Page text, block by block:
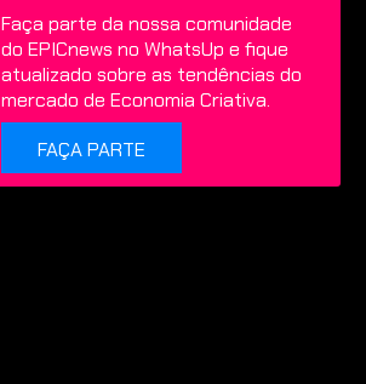
Faça parte da nossa comunidade
do EPICnews no WhatsUp e fique
atualizado sobre as tendências do
mercado de Economia Criativa.
FAÇA PARTE